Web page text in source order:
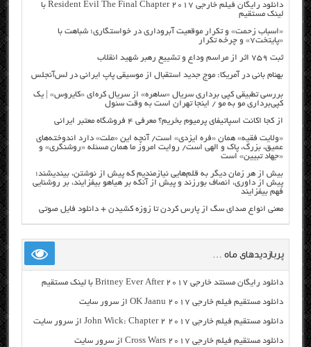
دانلود رایگان فیلم خارجی Resident Evil The Final Chapter 2017 با
لینک مستقیم
«اسباب زحمت» و تکرار موقعیت آبروداری در خواستگاری؛ شباهت با
«پایتخت۷» و چرخه تکرار
ثبت ۷۵۹ اثر از مراسم وداع و تشییع رهبر شهید انقلاب
بهنام بانی در آمریکا: موج جدید استقبال از موسیقی پاپ ایرانی در لس‌آنجلس
بررسی تطبیقی کپی برداری سریال «ساهره» از سریال کره‌ای «کایروس» | یک
کپی‌برداری مو به مو / اینجا تهران است به وقت سئول
از کجا اکانت اسپاتیفای پرمیوم بخریم؟ معرفی ۴ فروشگاه معتبر ایرانی
«ولایت فقیه» همان «فره ایزدی» است/ آنچه این «ملت» دارد اندوخته‌های
عمیق، بزرگ، پاک و الهی است/ روایت امروز ما همان مسئله «روشنگری» و
«جهاد تبیین» است
بیش از هر زمان دیگر به قلم‌هایی نیازمندیم که پیش از نوشتن، بیندیشند؛
پیش از داوری، انصاف بورزند و پیش از آنکه بر هیاهو بیفزایند، بر روشنایی
فهم بیفزایند
معنی انواع صدای سگ از پارس کردن تا زوزه کشیدن + دانلود فایل صوتی
پربازدیدهای ماه …
دانلود رایگان مسنتد خارجی Britney Ever After 2017 با لینک مستقیم
دانلود مستقیم فیلم خارجی OK Jaanu 2017 از سرور سایت
دانلود مستقیم فیلم خارجی John Wick: Chapter 2 2017 از سرور سایت
دانلود مستقیم فیلم خارجی Cross Wars 2017 از سرور سایت